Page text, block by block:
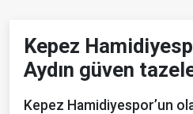
Kepez
Aydın güven
Kepez Hamidiyespor’un